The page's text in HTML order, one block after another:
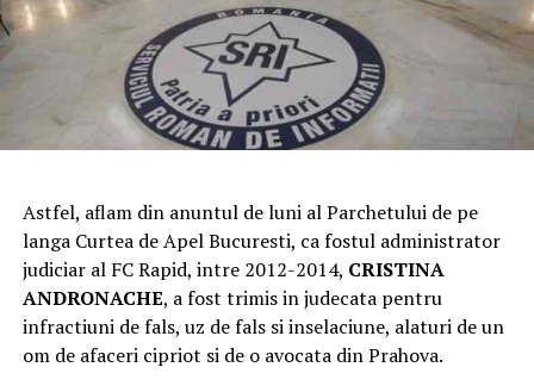
Astfel, aflam din anuntul de luni al Parchetului de pe
langa Curtea de Apel Bucuresti, ca fostul administrator
judiciar al FC Rapid, intre 2012-2014, CRISTINA
ANDRONACHE, a fost trimis in judecata pentru
infractiuni de fals, uz de fals si inselaciune, alaturi de un
om de afaceri cipriot si de o avocata din Prahova.